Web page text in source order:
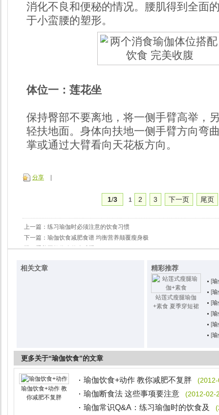
消化不良和便秘的情况。腰肌得到全面
于小蛮腰的塑形。
体位一：莲花坐
保持臀部不要离地，将一侧手臂高举，
轻扶地面。身体向扶地一侧手臂方向弯
掌或通过大臂看向天花板方向。
分享
1/3 1 2 3 下一页 尾页
上一篇： 练习瑜伽时必须注意的饮食习惯
下一篇： 瑜伽饮食减肥食谱 均衡营养颠覆瘦身极
限，爱美网教你吃什么减肥
相关文章 精彩推荐
站莲式瘦腿瑜伽
+素食 夏季穿短裙
[
[
[
[
[
[
更多关于“瑜伽饮食”的文章
瑜伽饮食+动作 教
你减肥不复胖
瑜伽饮食+动作 教你减肥不复胖
瑜伽断食法 这些事项要注意 (2012-02-
瑜伽常识Q&A：练习瑜伽时的饮食及